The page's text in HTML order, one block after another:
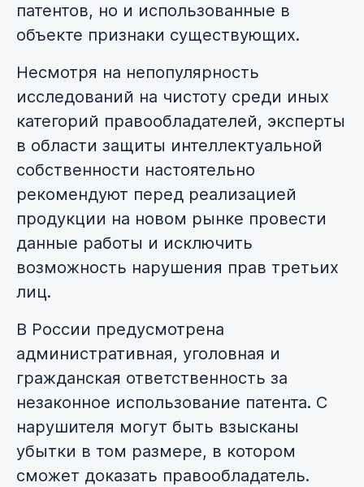
патентов, но и использованные в
объекте признаки существующих.
Несмотря на непопулярность
исследований на чистоту среди иных
категорий правообладателей, эксперты
в области защиты интеллектуальной
собственности настоятельно
рекомендуют перед реализацией
продукции на новом рынке провести
данные работы и исключить
возможность нарушения прав третьих
лиц.
В России предусмотрена
административная, уголовная и
гражданская ответственность за
незаконное использование патента. С
нарушителя могут быть взысканы
убытки в том размере, в котором
сможет доказать правообладатель.